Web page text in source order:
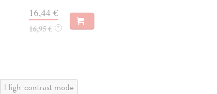
16,44 €
16,95 € ?
High-contrast mode